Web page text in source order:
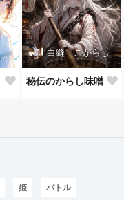
白縫 こがらし
秘伝のからし味噌
姫 バトル